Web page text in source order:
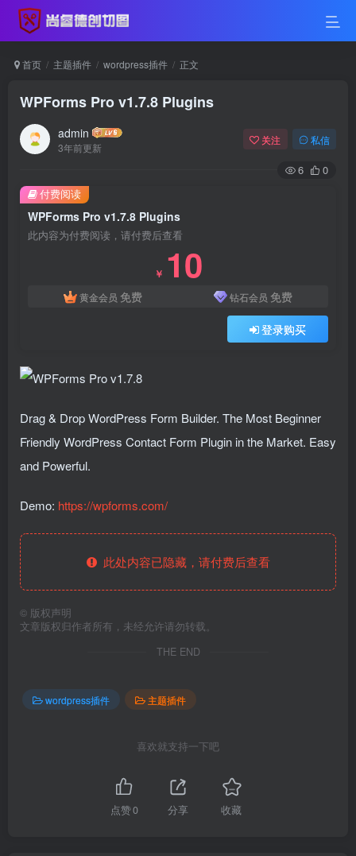
首页 主题插件 wordpress插件 正文
WPForms Pro v1.7.8 Plugins
admin
3年前更新
关注 私信
6 0
WPForms Pro v1.7.8 Plugins
此内容为付费阅读，请付费后查看
￥ 10
黄金会员 免费 钻石会员 免费
登录购买
付费阅读
Drag & Drop WordPress Form Builder. The Most Beginner
Friendly WordPress Contact Form Plugin in the Market. Easy
and Powerful.
Demo: https://wpforms.com/
此处内容已隐藏，请付费后查看
© 版权声明
文章版权归作者所有，未经允许请勿转载。
THE END
wordpress插件 主题插件
喜欢就支持一下吧
点赞0 分享 收藏